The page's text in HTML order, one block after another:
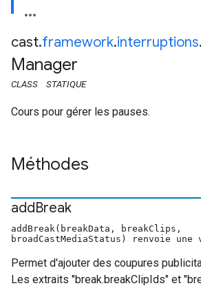
cast.framework.interruptions.
Manager
CLASS STATIQUE
Cours pour gérer les pauses.
Méthodes
addBreak
addBreak(breakData, breakClips,
broadCastMediaStatus) renvoie une
Permet d'ajouter des coupures
Les extraits "break.breakClipIds" et